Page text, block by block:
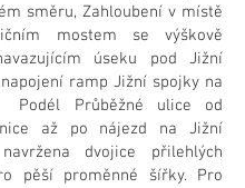
směru, Zahloubení v místě
mostem se výškově
úseku pod Jižní
ramp Jižní spojky na
Podél Průběžné ulice od
až po nájezd na Jižní
dvojice přilehlých
pěší proměnné šířky. Pro